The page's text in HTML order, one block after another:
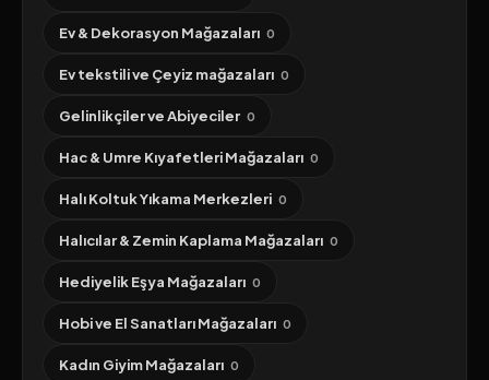
Ev & Dekorasyon Mağazaları 0
Ev tekstili ve Çeyiz mağazaları 0
Gelinlikçiler ve Abiyeciler 0
Hac & Umre Kıyafetleri Mağazaları 0
Halı Koltuk Yıkama Merkezleri 0
Halıcılar & Zemin Kaplama Mağazaları 0
Hediyelik Eşya Mağazaları 0
Hobi ve El Sanatları Mağazaları 0
Kadın Giyim Mağazaları 0